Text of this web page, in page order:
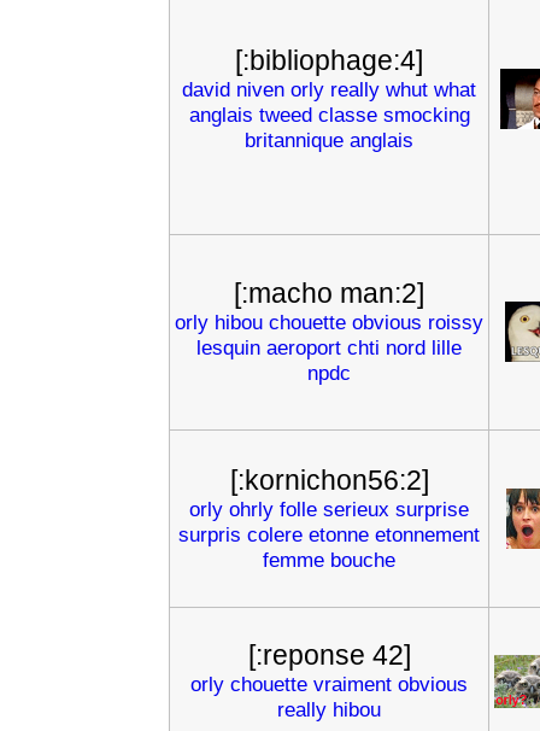
[:bibliophage:4]
david niven orly really whut what
anglais tweed classe smocking
britannique anglais
[:macho man:2]
orly hibou chouette obvious roissy
lesquin aeroport chti nord lille
npdc
[:kornichon56:2]
orly ohrly folle serieux surprise
surpris colere etonne etonnement
femme bouche
[:reponse 42]
orly chouette vraiment obvious
really hibou